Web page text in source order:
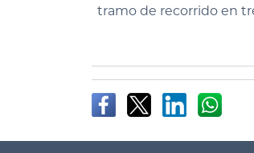
tramo de recorrido en